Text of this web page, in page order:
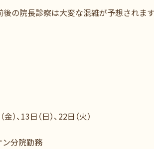
後の院長診察は大変な混雑が予想されま
、13日（日）、22日（火）
分院勤務